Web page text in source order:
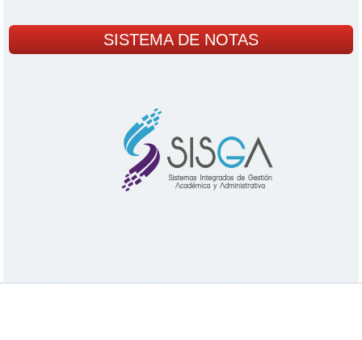
SISTEMA DE NOTAS